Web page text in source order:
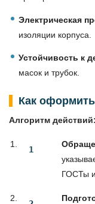
Электрическая
изоляции корпуса.
Устойчивость к
масок и трубок.
Как
Алгоритм действий:
ГОСТы